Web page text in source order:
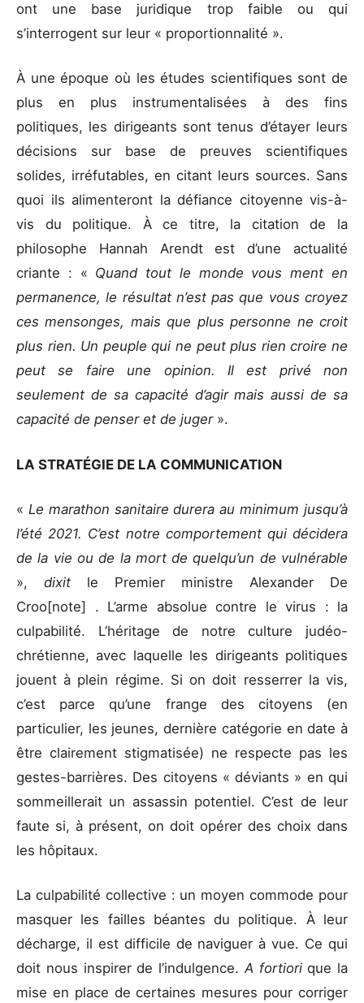
ont une base juridique trop faible ou qui
s’interrogent sur leur « proportionnalité ».
À une époque où les études scientifiques sont de
plus en plus instrumentalisées à des fins
politiques, les dirigeants sont tenus d’étayer leurs
décisions sur base de preuves scientifiques
solides, irréfutables, en citant leurs sources. Sans
quoi ils alimenteront la défiance citoyenne vis-à-
vis du politique. À ce titre, la citation de la
philosophe Hannah Arendt est d’une actualité
criante : « Quand tout le monde vous ment en
permanence, le résultat n’est pas que vous croyez
ces mensonges, mais que plus personne ne croit
plus rien. Un peuple qui ne peut plus rien croire ne
peut se faire une opinion. Il est privé non
seulement de sa capacité d’agir mais aussi de sa
capacité de penser et de juger ».
LA STRATÉGIE DE LA COMMUNICATION
« Le marathon sanitaire durera au minimum jusqu’à
l’été 2021. C’est notre comportement qui décidera
de la vie ou de la mort de quelqu’un de vulnérable
», dixit le Premier ministre Alexander De
Croo[note] . L’arme absolue contre le virus : la
culpabilité. L’héritage de notre culture judéo-
chrétienne, avec laquelle les dirigeants politiques
jouent à plein régime. Si on doit resserrer la vis,
c’est parce qu’une frange des citoyens (en
particulier, les jeunes, dernière catégorie en date à
être clairement stigmatisée) ne respecte pas les
gestes-barrières. Des citoyens « déviants » en qui
sommeillerait un assassin potentiel. C’est de leur
faute si, à présent, on doit opérer des choix dans
les hôpitaux.
La culpabilité collective : un moyen commode pour
masquer les failles béantes du politique. À leur
décharge, il est difficile de naviguer à vue. Ce qui
doit nous inspirer de l’indulgence.A fortiorique la
mise en place de certaines mesures pour corriger